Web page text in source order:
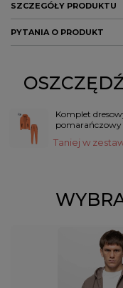
SZCZEGÓŁY PRODUKTU
Marka PITBULL
producenta
L
PŁEĆ MĘŻCZYZNA
PYTANIA O PRODUKT
Komplet
pomarańczowy
Taniej w